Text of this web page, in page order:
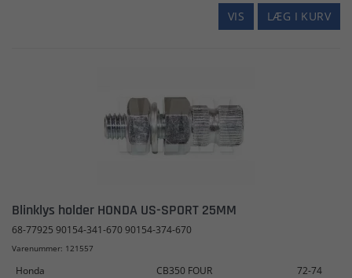
LÆG I KURV
VIS
Blinklys holder HONDA US-SPORT 25MM
68-77925 90154-341-670 90154-374-670
Varenummer: 121557
Honda CB350 FOUR
72-74